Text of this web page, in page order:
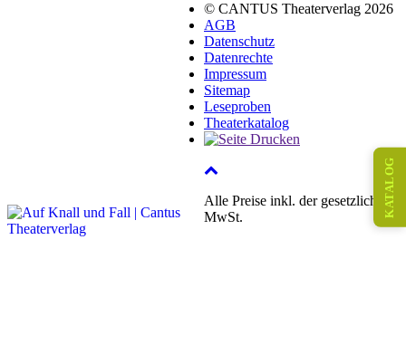
© CANTUS Theaterverlag 2026
AGB
Datenschutz
Datenrechte
Impressum
Sitemap
Leseproben
Theaterkatalog
Alle Preise inkl. der gesetzlichen
MwSt.
KATALOG